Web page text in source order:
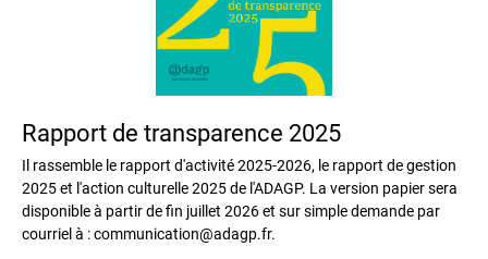
Rapport de transparence 2025
Il rassemble le rapport d'activité 2025-2026, le rapport de gestion
2025 et l'action culturelle 2025 de l'ADAGP. La version papier sera
disponible à partir de fin juillet 2026 et sur simple demande par
courriel à : communication@adagp.fr.